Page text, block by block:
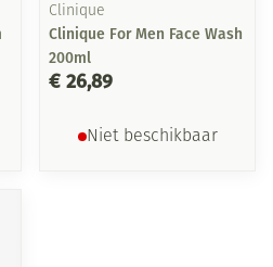
Clinique
Clinique For Men Face Wash
200ml
€ 26,89
Niet beschikbaar